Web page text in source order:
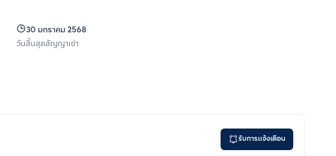
30 มกราคม 2568
วันสิ้นสุดสัญญาเช่า
รับการแจ้งเตือน